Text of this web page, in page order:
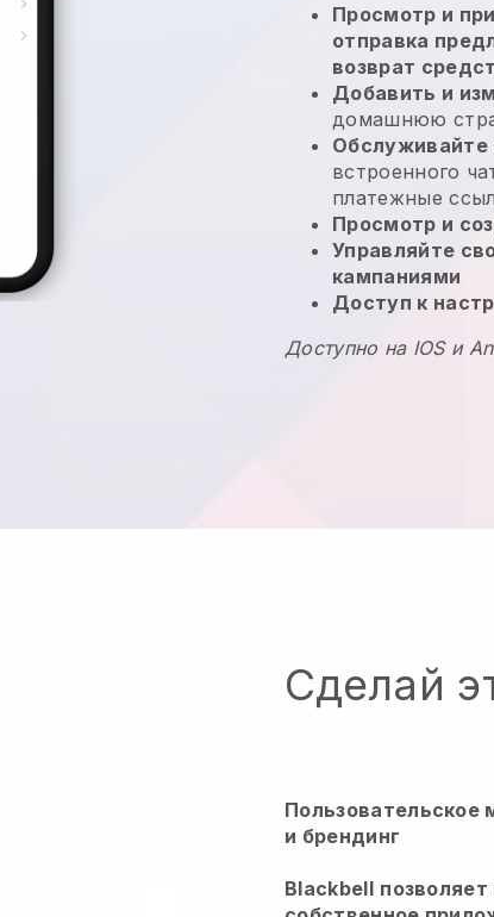
Просмотр и
отправка
возврат
Добавить и
домашнюю
Обслуживайте
встроенного
платежные
Просмотр и
Управляйте
кампаниями
Доступ к
Доступно на IOS и
Сделай
Пользовательское
и брендинг
Blackbell